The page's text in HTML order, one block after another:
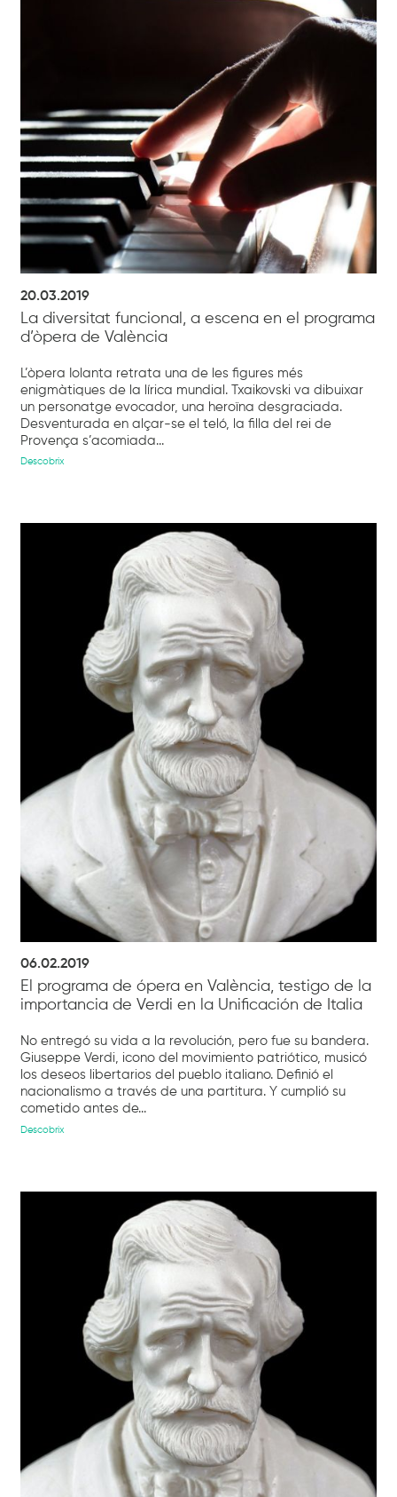
20.03.2019
La diversitat funcional, a escena en el programa
d’òpera de València
L’òpera Iolanta retrata una de les figures més
enigmàtiques de la lírica mundial. Txaikovski va dibuixar
un personatge evocador, una heroïna desgraciada.
Desventurada en alçar-se el teló, la filla del rei de
Provença s’acomiada...
Descobrix
06.02.2019
El programa de ópera en València, testigo de la
importancia de Verdi en la Unificación de Italia
No entregó su vida a la revolución, pero fue su bandera.
Giuseppe Verdi, icono del movimiento patriótico, musicó
los deseos libertarios del pueblo italiano. Definió el
nacionalismo a través de una partitura. Y cumplió su
cometido antes de...
Descobrix